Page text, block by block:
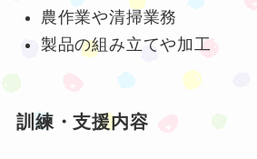
農作業や清掃業務
製品の組み立てや加工
訓練・支援内容